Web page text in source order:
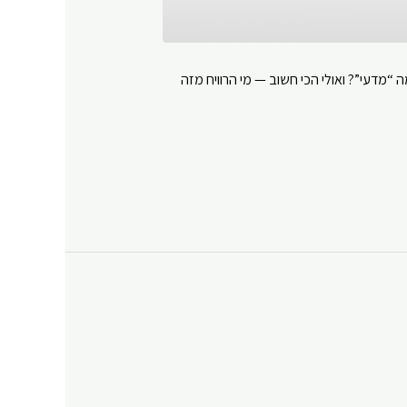
ואולי הכי חשוב — מי הרוויח מזה